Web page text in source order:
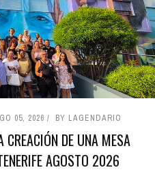
05, 2026 BY LAGENDARIO
CREACIÓN DE UNA MESA
AGOSTO 2026